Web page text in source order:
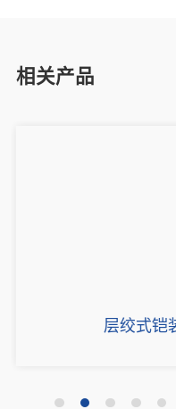
相关产品
层绞式铠